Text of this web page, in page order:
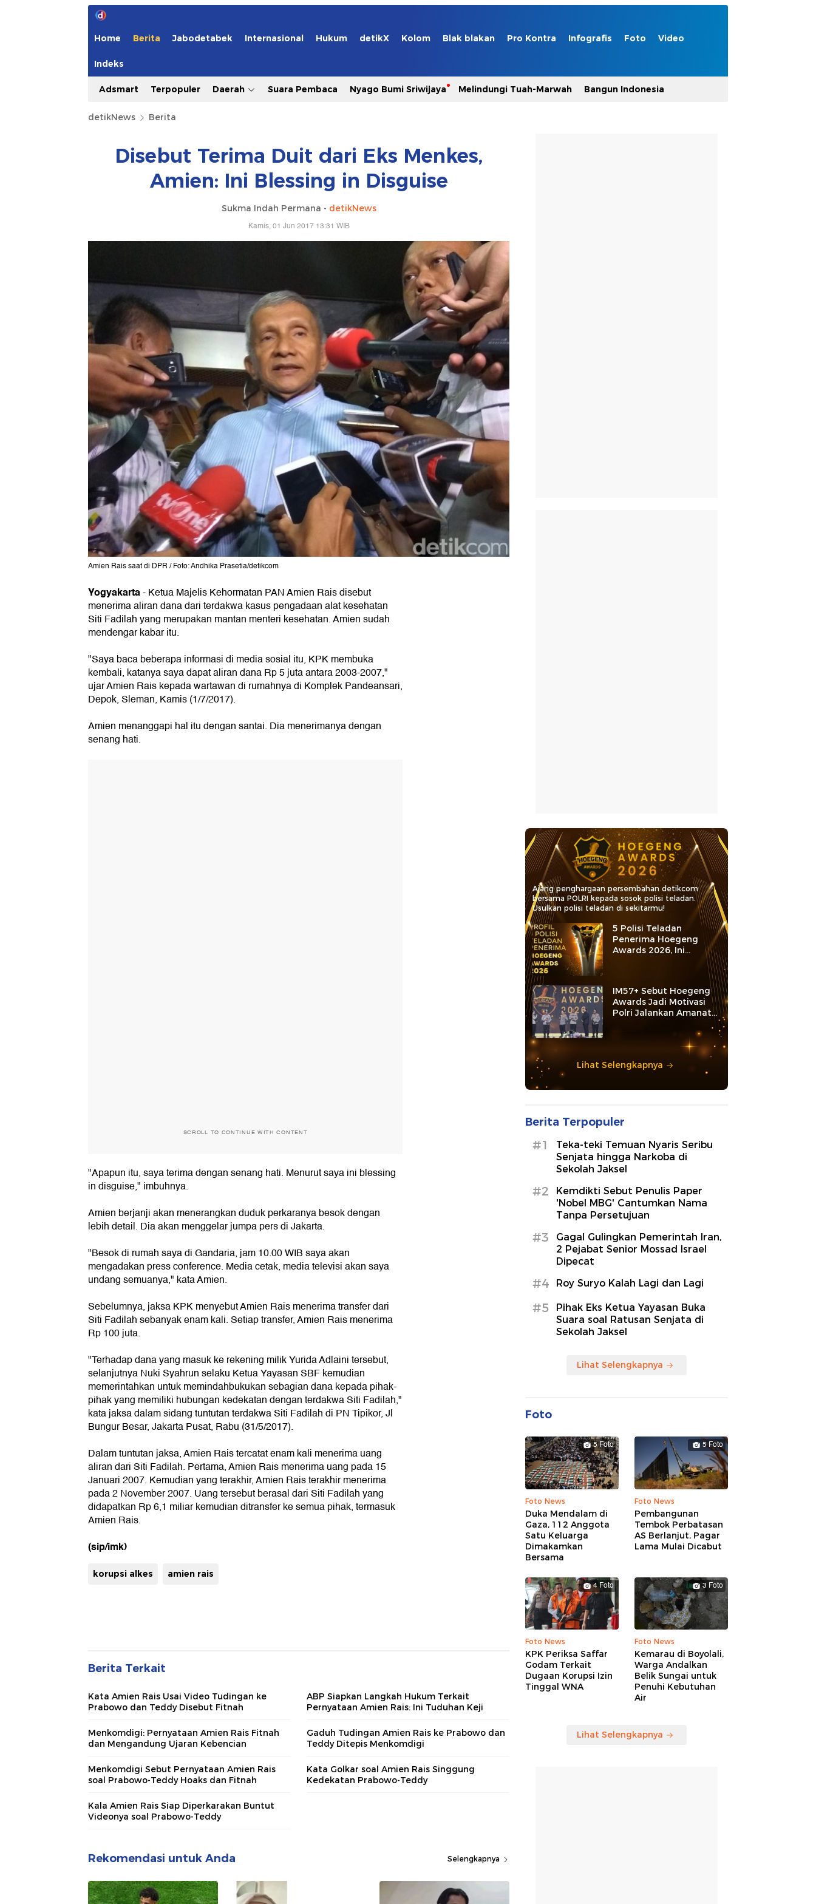
Home Berita Jabodetabek Internasional Hukum detikX Kolom Blak blakan Pro Kontra Infografis Foto Video
Indeks
Adsmart Terpopuler Daerah Suara Pembaca Nyago Bumi Sriwijaya Melindungi Tuah-Marwah Bangun Indonesia
detikNews Berita
Disebut Terima Duit dari Eks Menkes,
Amien: Ini Blessing in Disguise
Sukma Indah Permana - detikNews
Kamis, 01 Jun 2017 13:31 WIB
Amien Rais saat di DPR / Foto: Andhika Prasetia/detikcom
Yogyakarta-Ketua Majelis Kehormatan PAN Amien Rais disebut
menerima aliran dana dari terdakwa kasus pengadaan alat kesehatan
Siti Fadilah yang merupakan mantan menteri kesehatan. Amien sudah
mendengar kabar itu.
"Saya baca beberapa informasi di media sosial itu, KPK membuka
kembali, katanya saya dapat aliran dana Rp 5 juta antara 2003-2007,"
ujar Amien Rais kepada wartawan di rumahnya di Komplek Pandeansari,
Depok, Sleman, Kamis (1/7/2017).
Amien menanggapi hal itu dengan santai. Dia menerimanya dengan
senang hati.
SCROLL TO CONTINUE WITH CONTENT
"Apapun itu, saya terima dengan senang hati. Menurut saya ini blessing
in disguise," imbuhnya.
Amien berjanji akan menerangkan duduk perkaranya besok dengan
lebih detail. Dia akan menggelar jumpa pers di Jakarta.
"Besok di rumah saya di Gandaria, jam 10.00 WIB saya akan
mengadakan press conference. Media cetak, media televisi akan saya
undang semuanya," kata Amien.
Sebelumnya, jaksa KPK menyebut Amien Rais menerima transfer dari
Siti Fadilah sebanyak enam kali. Setiap transfer, Amien Rais menerima
Rp 100 juta.
"Terhadap dana yang masuk ke rekening milik Yurida Adlaini tersebut,
selanjutnya Nuki Syahrun selaku Ketua Yayasan SBF kemudian
memerintahkan untuk memindahbukukan sebagian dana kepada pihak-
pihak yang memiliki hubungan kedekatan dengan terdakwa Siti Fadilah,"
kata jaksa dalam sidang tuntutan terdakwa Siti Fadilah di PN Tipikor, Jl
Bungur Besar, Jakarta Pusat, Rabu (31/5/2017).
Dalam tuntutan jaksa, Amien Rais tercatat enam kali menerima uang
aliran dari Siti Fadilah. Pertama, Amien Rais menerima uang pada 15
Januari 2007. Kemudian yang terakhir, Amien Rais terakhir menerima
pada 2 November 2007. Uang tersebut berasal dari Siti Fadilah yang
didapatkan Rp 6,1 miliar kemudian ditransfer ke semua pihak, termasuk
Amien Rais.
(sip/imk)
korupsi alkes amien rais
Berita Terkait
Kata Amien Rais Usai Video Tudingan ke
Prabowo dan Teddy Disebut Fitnah
ABP Siapkan Langkah Hukum Terkait
Pernyataan Amien Rais: Ini Tuduhan Keji
Menkomdigi: Pernyataan Amien Rais Fitnah
dan Mengandung Ujaran Kebencian
Gaduh Tudingan Amien Rais ke Prabowo dan
Teddy Ditepis Menkomdigi
Menkomdigi Sebut Pernyataan Amien Rais
soal Prabowo-Teddy Hoaks dan Fitnah
Kata Golkar soal Amien Rais Singgung
Kedekatan Prabowo-Teddy
Kala Amien Rais Siap Diperkarakan Buntut
Videonya soal Prabowo-Teddy
Rekomendasi untuk Anda Selengkapnya
Ajang penghargaan persembahan detikcom
bersama POLRI kepada sosok polisi teladan.
Usulkan polisi teladan di sekitarmu!
5 Polisi Teladan
Penerima Hoegeng
Awards 2026, Ini
Kategori dan Kiprahnya
IM57+ Sebut Hoegeng
Awards Jadi Motivasi
Polri Jalankan Amanat
Lihat Selengkapnya
Berita Terpopuler
#1
Teka-teki Temuan Nyaris Seribu
Senjata hingga Narkoba di
Sekolah Jaksel
#2
Kemdikti Sebut Penulis Paper
'Nobel MBG' Cantumkan Nama
Tanpa Persetujuan
#3
Gagal Gulingkan Pemerintah Iran,
2 Pejabat Senior Mossad Israel
Dipecat
#4 Roy Suryo Kalah Lagi dan Lagi
#5
Pihak Eks Ketua Yayasan Buka
Suara soal Ratusan Senjata di
Sekolah Jaksel
Lihat Selengkapnya
Foto
5 Foto
Foto News
Duka Mendalam di
Gaza, 112 Anggota
Satu Keluarga
Dimakamkan
Bersama
5 Foto
Foto News
Pembangunan
Tembok Perbatasan
AS Berlanjut, Pagar
Lama Mulai Dicabut
4 Foto
Foto News
KPK Periksa Saffar
Godam Terkait
Dugaan Korupsi Izin
Tinggal WNA
3 Foto
Foto News
Kemarau di Boyolali,
Warga Andalkan
Belik Sungai untuk
Penuhi Kebutuhan
Air
Lihat Selengkapnya